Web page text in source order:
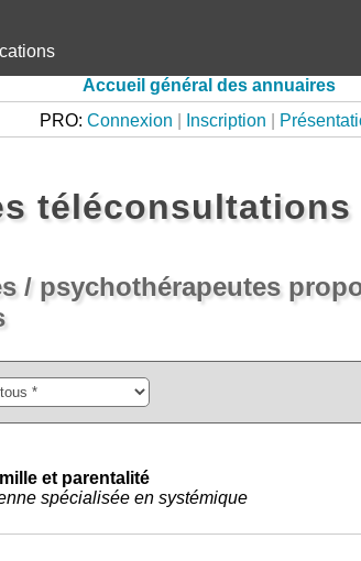
Accueil général des annuaires
PRO: Connexion Inscription
téléconsultations
/ psychothérapeutes
et parentalité
spécialisée en systémique